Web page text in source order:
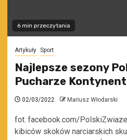
6 min przeczytania
Artykuły Sport
Najlepsze sezony
Pucharze
02/03/2022 Mariusz Włodarski
fot. facebook.com/
kibiców skoków narciarskich